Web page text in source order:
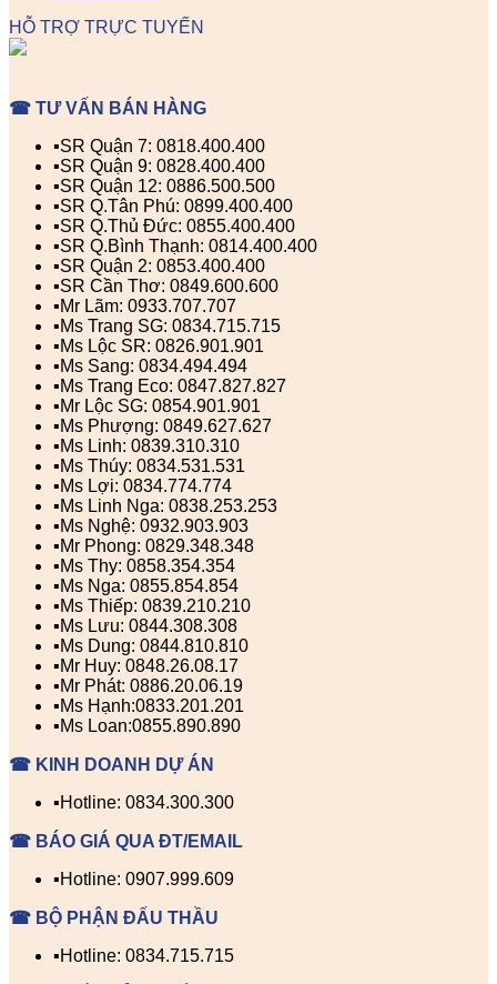
HỖ TRỢ TRỰC TUYẾN
☎ TƯ VẤN BÁN HÀNG
▪️SR Quận 7: 0818.400.400
▪️SR Quận 9: 0828.400.400
▪️SR Quận 12: 0886.500.500
▪️SR Q.Tân Phú: 0899.400.400
▪️SR Q.Thủ Đức: 0855.400.400
▪️SR Q.Bình Thạnh: 0814.400.400
▪️SR Quận 2: 0853.400.400
▪️SR Cần Thơ: 0849.600.600
▪️Mr Lãm: 0933.707.707
▪️Ms Trang SG: 0834.715.715
▪️Ms Lộc SR: 0826.901.901
▪️Ms Sang: 0834.494.494
▪️Ms Trang Eco: 0847.827.827
▪️Mr Lộc SG: 0854.901.901
▪️Ms Phượng: 0849.627.627
▪️Ms Linh: 0839.310.310
▪️Ms Thúy: 0834.531.531
▪️Ms Lợi: 0834.774.774
▪️Ms Linh Nga: 0838.253.253
▪️Ms Nghệ: 0932.903.903
▪️Mr Phong: 0829.348.348
▪️Ms Thy: 0858.354.354
▪️Ms Nga: 0855.854.854
▪️Ms Thiếp: 0839.210.210
▪️Ms Lưu: 0844.308.308
▪️Ms Dung: 0844.810.810
▪️Mr Huy: 0848.26.08.17
▪️Mr Phát: 0886.20.06.19
▪️Ms Hạnh:0833.201.201
▪️Ms Loan:0855.890.890
☎ KINH DOANH DỰ ÁN
▪️Hotline: 0834.300.300
☎ BÁO GIÁ QUA ĐT/EMAIL
▪️Hotline: 0907.999.609
☎ BỘ PHẬN ĐẤU THẦU
▪️Hotline: 0834.715.715